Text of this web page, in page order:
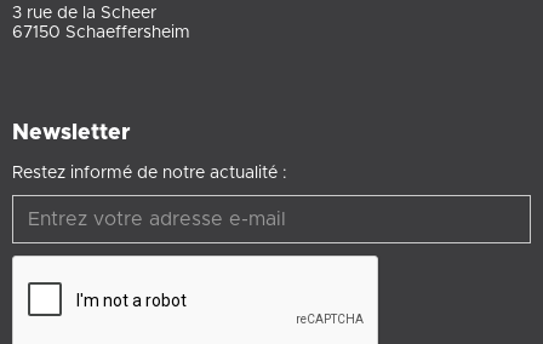
3 rue de la Scheer
67150 Schaeffersheim
Newsletter
Restez informé de notre actualité :